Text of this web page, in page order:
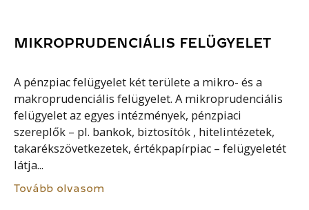
MIKROPRUDENCIÁLIS FELÜGYELET
A pénzpiac felügyelet két területe a mikro- és a
makroprudenciális felügyelet. A mikroprudenciális
felügyelet az egyes intézmények, pénzpiaci
szereplők – pl. bankok, biztosítók , hitelintézetek,
takarékszövetkezetek, értékpapírpiac – felügyeletét
látja...
Tovább olvasom